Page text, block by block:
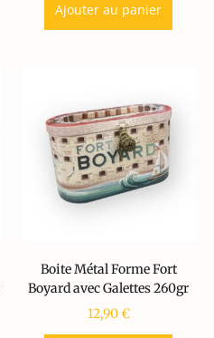
Ajouter au panier
Boite Métal Forme Fort
Boyard avec Galettes 260gr
12,90€